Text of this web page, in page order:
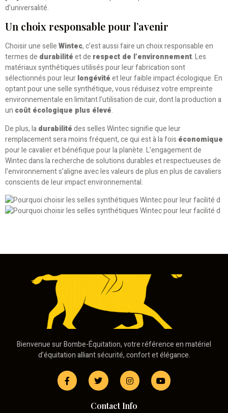
d’universalité.
Un choix responsable pour l’avenir
Choisir une selleWintec, c’est aussi faire un choix responsable en
termes de durabilitéet de respect de l’environnement. Les
matériaux synthétiques utilisés pour leur fabrication sont
sélectionnés pour leurlongévitéet leur faible impact écologique. En
optant pour une selle synthétique, vous réduisez votre empreinte
environnementale en limitant l’utilisation de cuir, dont la production a
un coût écologique plus élevé.
De plus, ladurabilitédes selles Wintec signifie que leur
remplacement sera moins fréquent, ce qui est à la fois économique
pour le cavalier et bénéfique pour la planète. L’engagement de
Wintec dans la recherche de solutions durables et respectueuses de
l’environnement s’aligne avec les valeurs de plus en plus de cavaliers
conscients de leur impact environnemental.
Bienvenue sur Bombe-Équitation, votre référence en matériel
d’équitation alliant sécurité, confort et élégance.
Contact Info